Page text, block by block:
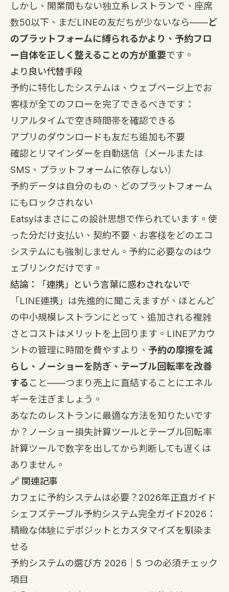
しかし、開業間もない独立系レストランで、座席
数50以下、まだLINEの友だちが少ないなら——ど
のプラットフォームに縛られるかより、予約フロ
ー自体を正しく整えることの方が重要です。
より良い代替手段
予約に特化したシステムは、ウェブページ上でお
客様が全てのフローを完了できるべきです：
リアルタイムで空き時間帯を確認できる
アプリのダウンロードも友だち追加も不要
確認とリマインダーを自動送信（メールまたは
SMS、プラットフォームに依存しない）
予約データは自分のもの、どのプラットフォーム
にもロックされない
Eatsyはまさにこの設計思想で作られています。使
った分だけ支払い、契約不要、お客様をどのエコ
システムにも強制しません。予約に必要なのはウ
ェブリンクだけです。
結論：「連携」という言葉に惑わされないで
「LINE連携」は先進的に聞こえますが、ほとんど
の中小規模レストランにとって、追加される複雑
さとコストはメリットを上回ります。LINEアカウ
ントの管理に時間を費やすより、 予約の摩擦を減
らし、ノーショーを防ぎ、テーブル回転率を改善
する こと——つまり売上に直結することにエネル
ギーを注ぎましょう。
あなたのレストランに最適な方法を知りたいです
か？ ノーショー損失計算ツールとテーブル回転率
計算ツールで数字を出してから判断しても遅くは
ありません。
🔗 関連記事
カフェに予約システムは必要？2026年正直ガイド
シェフズテーブル予約システム完全ガイド2026：
精緻な体験にデポジットとカスタマイズを馴染ま
せる
予約システムの選び方 2026｜5 つの必須チェック
項目